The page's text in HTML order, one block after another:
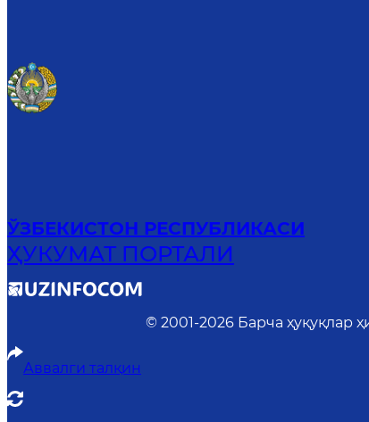
ЎЗБЕКИСТОН РЕСПУБЛИКАСИ
ҲУКУМАТ ПОРТАЛИ
© 2001-2026 Барча ҳуқуқлар
Аввалги талқин